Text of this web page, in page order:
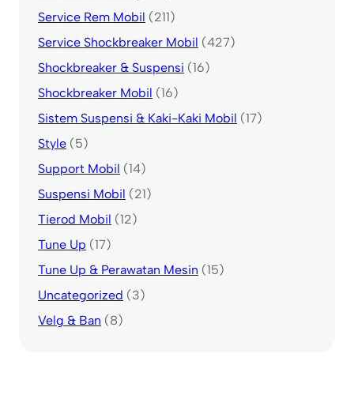
Service Rem Mobil (211)
Service Shockbreaker Mobil (427)
Shockbreaker & Suspensi (16)
Shockbreaker Mobil (16)
Sistem Suspensi & Kaki-Kaki Mobil (17)
Style (5)
Support Mobil (14)
Suspensi Mobil (21)
Tierod Mobil (12)
Tune Up (17)
Tune Up & Perawatan Mesin (15)
Uncategorized (3)
Velg & Ban (8)